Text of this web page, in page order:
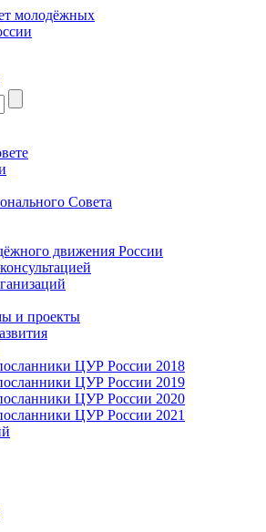
молодёжных
Совета
движения России
и проекты
ЦУР России 2018
ЦУР России 2019
ЦУР России 2020
ЦУР России 2021